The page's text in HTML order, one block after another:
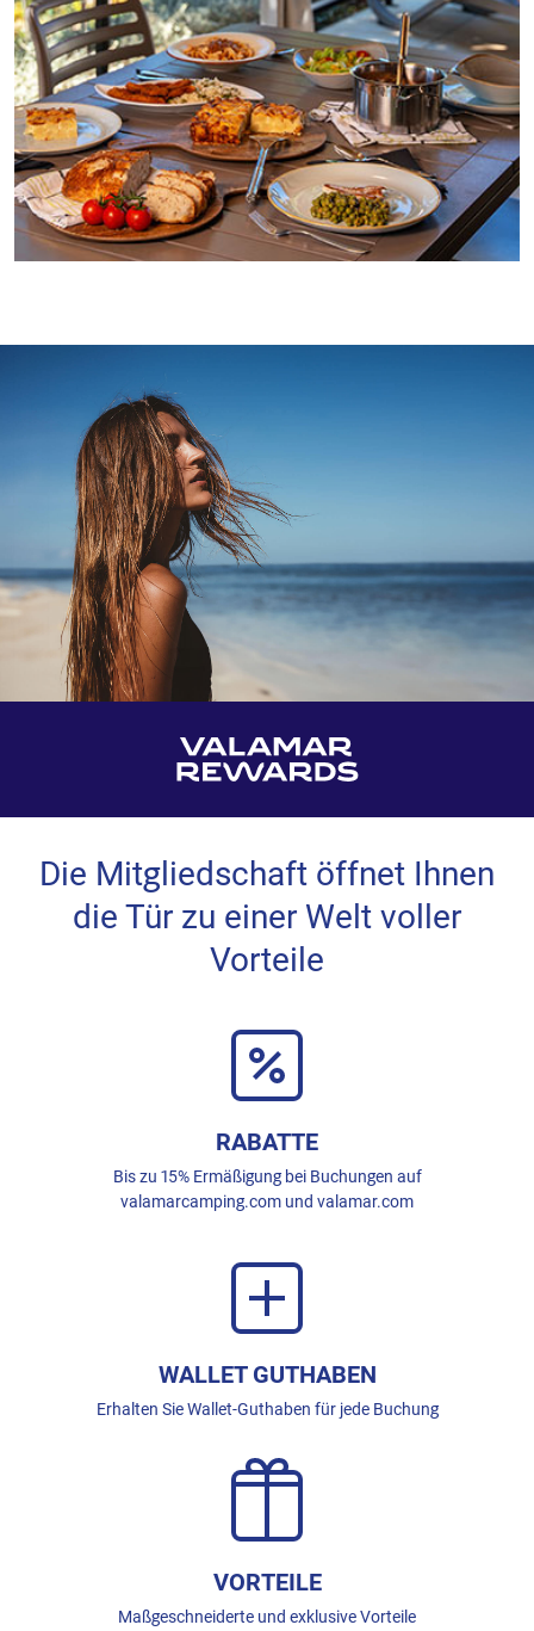
Die Mitgliedschaft öffnet Ihnen
die Tür zu einer Welt voller
Vorteile
RABATTE
Bis zu 15% Ermäßigung bei Buchungen auf
valamarcamping.com und valamar.com
WALLET GUTHABEN
Erhalten Sie Wallet-Guthaben für jede Buchung
VORTEILE
Maßgeschneiderte und exklusive Vorteile